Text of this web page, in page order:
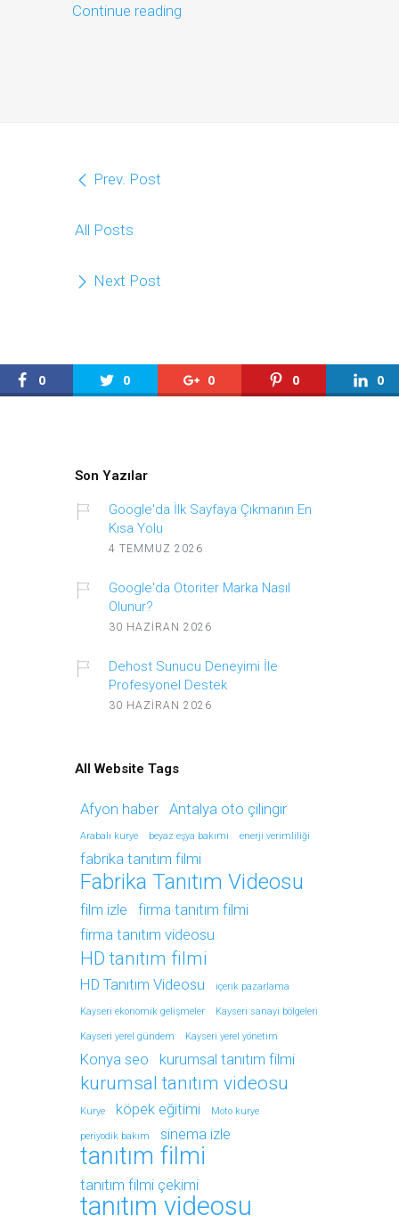
Continue reading
Prev. Post
All Posts
Next Post
0 0 0 0 0
Son Yazılar
Google'da İlk Sayfaya Çıkmanın En
Kısa Yolu
4 TEMMUZ 2026
Google'da Otoriter Marka Nasıl
Olunur?
30 HAZIRAN 2026
Dehost Sunucu Deneyimi İle
Profesyonel Destek
30 HAZIRAN 2026
All Website Tags
Afyon haber Antalya oto çilingir
Arabalı kurye beyaz eşya bakımı enerji verimliliği
fabrika tanıtım filmi
Fabrika Tanıtım Videosu
film izle
firma tanıtım filmi
firma tanıtım videosu
HD tanıtım filmi
HD Tanıtım Videosu içerik pazarlama
Kayseri ekonomik gelişmeler Kayseri sanayi bölgeleri
Kayseri yerel gündem Kayseri yerel yönetim
Konya seo kurumsal tanıtım filmi
kurumsal tanıtım videosu
Kurye köpek eğitimi Moto kurye
periyodik bakım sinema izle
tanıtım filmi
tanıtım filmi çekimi
tanıtım videosu